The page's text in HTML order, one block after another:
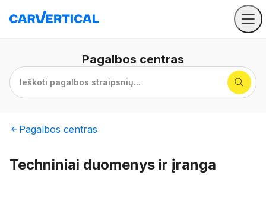
Pagalbos centras
Ieškoti pagalbos straipsnių...
Pagalbos centras
Techniniai duomenys ir įranga